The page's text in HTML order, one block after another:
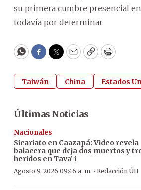
su primera cumbre presencial
todavía por determinar.
WhatsApp
Facebook
Twitter
EmailCopyPrint
Taiwán China Estados
Últimas Noticias
Nacionales
Sicariato en Caazapá: Video revela
balacera que deja dos muertos y
heridos en Tava’ i
Agosto 9, 2026 09:46 a. m. · Redacción ÚH